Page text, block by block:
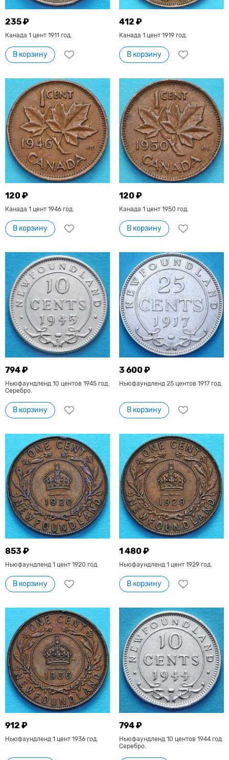
235 ₽
Канада 1 цент 1911 год.
В корзину
412 ₽
Канада 1 цент 1919 год.
В корзину
120 ₽
Канада 1 цент 1946 год.
В корзину
120 ₽
Канада 1 цент 1950 год.
В корзину
794 ₽
Ньюфаундленд 10 центов 1945 год.
Серебро.
В корзину
3 600 ₽
Ньюфаундленд 25 центов 1917 год.
В корзину
853 ₽
Ньюфаундленд 1 цент 1920 год.
В корзину
1 480 ₽
Ньюфаундленд 1 цент 1929 год.
В корзину
912 ₽
Ньюфаундленд 1 цент 1936 год.
794 ₽
Ньюфаундленд 10 центов 1944 год.
Серебро.